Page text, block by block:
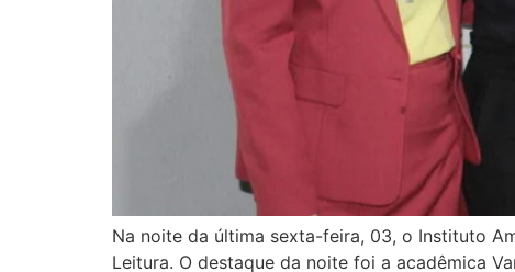
Na noite da última sexta-feira, 03, o Instituto
Leitura. O destaque da noite foi a acadêmica